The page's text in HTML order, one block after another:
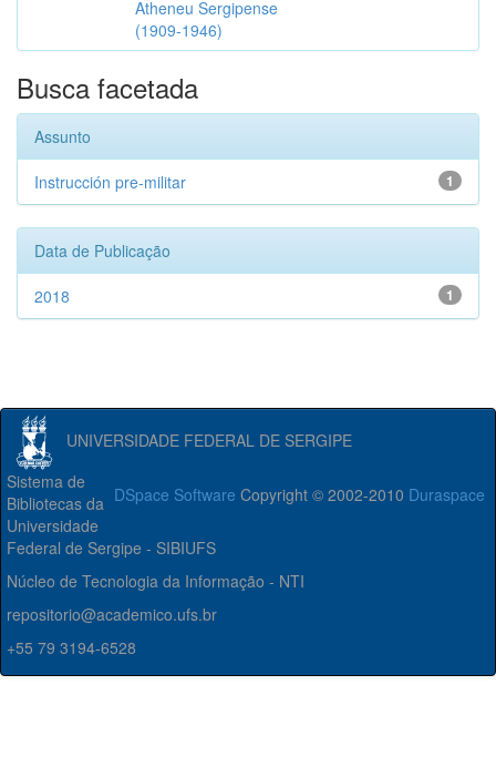
Atheneu Sergipense
(1909-1946)
Busca facetada
Assunto
1
Instrucción pre-militar
Data de Publicação
1
2018
UNIVERSIDADE FEDERAL DE SERGIPE
DSpace Software Copyright © 2002-2010 Duraspace
Sistema de
Bibliotecas da
Universidade
Federal de Sergipe - SIBIUFS
Núcleo de Tecnologia da Informação - NTI
repositorio@academico.ufs.br
+55 79 3194-6528